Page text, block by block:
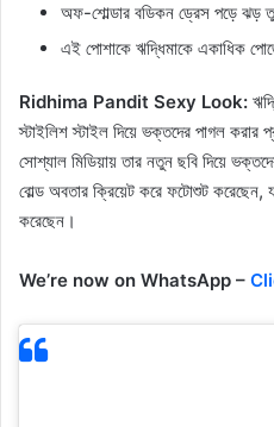
অফ-শোল্ডার বডিকন ড্রেস পড়ে ঝড়
এই পোশাকে ঋদ্ধিমাকে একাধিক
Ridhima Pandit Sexy Look:
স্টাইলিশ স্টাইল দিয়ে ভক্তদের পাগল
সোশ্যাল মিডিয়ায় তার নতুন ছবি দিয়ে
বোল্ড অবতার ক্রিয়েট করে ফটোশুট করেছেন,
করেছেন।
We’re now on WhatsApp –